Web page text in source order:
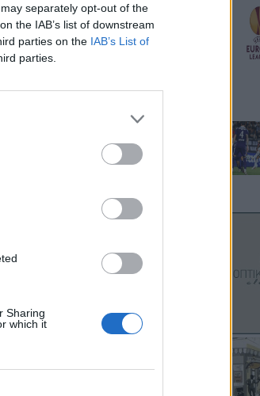
separately opt-out of the
the IAB’s list of downstream
parties on the IAB’s List of
parties.
Sharing
which it
Γήπεδο Μουζακίου (+Φώτο)
7 Αυγούστου 2026, 20:56
Μονοτεχνική Καρδίτσας: Η no1
εσωτερικών και εξωτερικών
ΑΑΔΕ: Άνοιξε ξανά το σύστημα
τους παραγωγούς
Σφοδρό μπουρίνι στο Ζάρκο
Τρικάλων – Εκτεταμένες
7 Αυγούστου 2026, 19:51
Σχέδια Βελτίωσης: Ανοίγει ο
εκατ. ευρώ